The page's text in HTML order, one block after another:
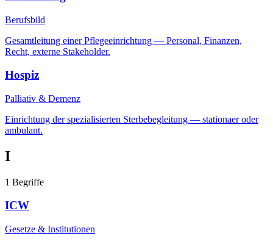
Berufsbild
Gesamtleitung einer Pflegeeinrichtung — Personal, Finanzen,
Recht, externe Stakeholder.
Hospiz
Palliativ & Demenz
Einrichtung der spezialisierten Sterbebegleitung — stationaer oder
ambulant.
I
1 Begriffe
ICW
Gesetze & Institutionen